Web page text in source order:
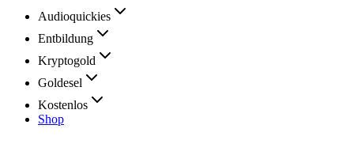
Audioquickies
Entbildung
Kryptogold
Goldesel
Kostenlos
Shop